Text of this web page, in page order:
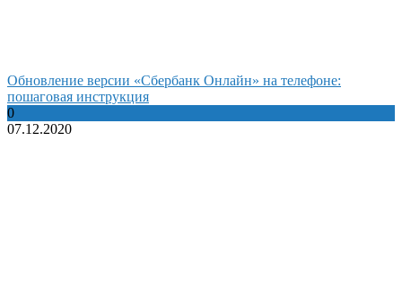
Обновление версии «Сбербанк Онлайн» на телефоне:
пошаговая инструкция
0
07.12.2020